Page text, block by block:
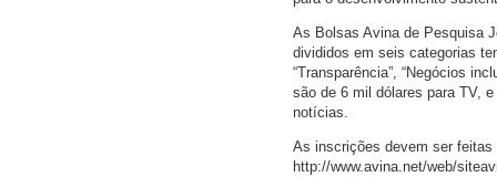
As Bolsas Avina de Pesquisa
divididos em seis categorias
“Transparência”, “Negócios
são de 6 mil dólares para TV,
notícias.
As inscrições devem ser feitas
http://www.avina.net/web/